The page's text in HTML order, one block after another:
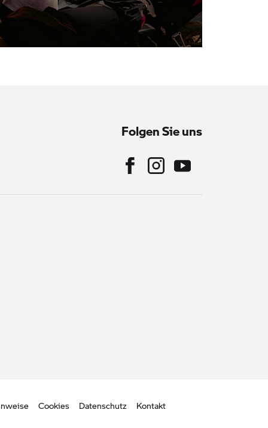
Folgen Sie uns
Cookies Datenschutz Kontakt